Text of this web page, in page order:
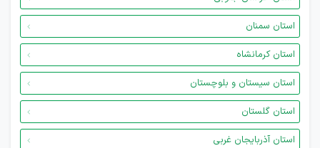
استان سمنان
استان کرمانشاه
استان سیستان و بلوچستان
استان گلستان
استان آذربایجان غربی